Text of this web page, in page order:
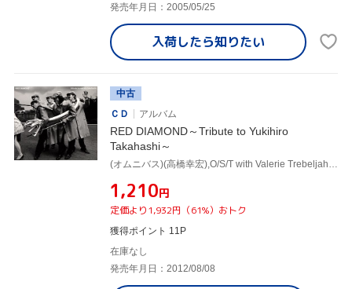
発売年月日：2005/05/25
入荷したら知りたい
中古
ＣＤ
アルバム
RED DIAMOND～Tribute to Yukihiro
Takahashi～
¥1,210円
定価より1,932円（61%）おトク
獲得ポイント 11P
在庫なし
発売年月日：2012/08/08